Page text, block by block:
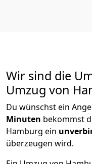
Wir sind die
Umzug von
Du wünschst ein
Minuten bekommst
Hamburg ein
überzeugen wird.